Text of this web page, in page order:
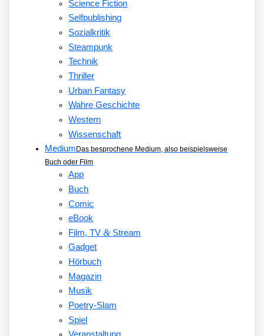
Science Fiction
Selfpublishing
Sozialkritik
Steampunk
Technik
Thriller
Urban Fantasy
Wahre Geschichte
Western
Wissenschaft
Medium Das besprochene Medium, also beispielsweise
Buch oder Film
App
Buch
Comic
eBook
Film, TV&Stream
Gadget
Hörbuch
Magazin
Musik
Poetry-Slam
Spiel